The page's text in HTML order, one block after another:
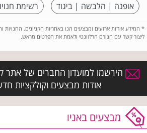
אופנה | הלבשה | ביגוד
רשימת
* המידע אודות ארועים ומבצעים הנו באחריות הקניונים, החנויות
ליצור קשר עם הגורם הרלוונטי ולאמת את הפרטים מראש.
הירשמו למועדון החברים של אתר
אודות מבצעים וקולקציות
מבצעים באניו